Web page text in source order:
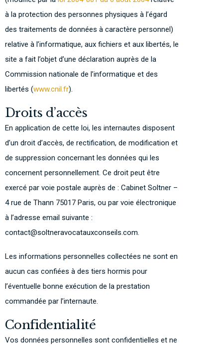
à la protection des personnes physiques à l’égard
des traitements de données à caractère personnel)
relative à l’informatique, aux fichiers et aux libertés, le
site a fait l’objet d’une déclaration auprès de la
Commission nationale de l’informatique et des
libertés (www.cnil.fr).
Droits d’accès
En application de cette loi, les internautes disposent
d’un droit d’accès, de rectification, de modification et
de suppression concernant les données qui les
concernent personnellement. Ce droit peut être
exercé par voie postale auprès de : Cabinet Soltner –
4 rue de Thann 75017 Paris, ou par voie électronique
à l’adresse email suivante :
contact@soltneravocatauxconseils.com.
Les informations personnelles collectées ne sont en
aucun cas confiées à des tiers hormis pour
l’éventuelle bonne exécution de la prestation
commandée par l’internaute.
Confidentialité
Vos données personnelles sont confidentielles et ne